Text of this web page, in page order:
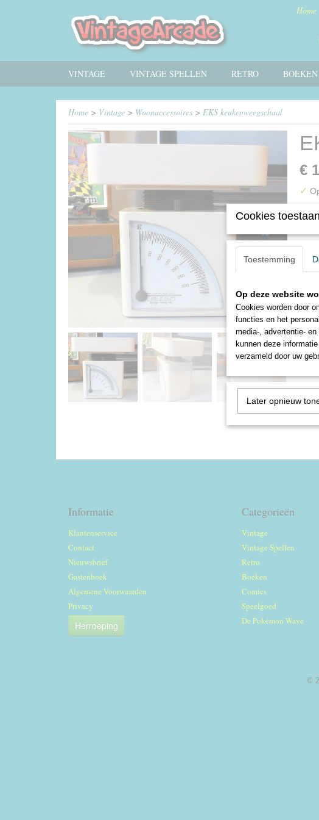
Home
VINTAGE VINTAGE SPELLEN RETRO BOEKEN
Home > Vintage > Woonaccessoires > EKS keukenweegschaal
€
✓
Informatie
Klantenservice
Contact
Nieuwsbrief
Gastenboek
Algemene Voorwaarden
Privacy
Herroeping
Categorieën
Vintage
Vintage Spellen
Retro
Boeken
Comics
Speelgoed
De Pokémon Wave
©
Cookies
Toestemming
Op deze website
Cookies worden door
functies en het
media-, advertentie-
kunnen deze
verzameld door uw
Later opnieuw